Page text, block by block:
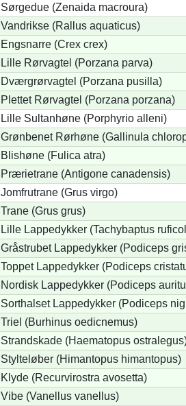
Sørgedue (Zenaida macroura)
Vandrikse (Rallus aquaticus)
Engsnarre (Crex crex)
Lille Rørvagtel (Porzana parva)
Dværgrørvagtel (Porzana pusilla)
Plettet Rørvagtel (Porzana porzana)
Lille Sultanhøne (Porphyrio alleni)
Grønbenet Rørhøne (Gallinula
Blishøne (Fulica atra)
Prærietrane (Antigone canadensis)
Jomfrutrane (Grus virgo)
Trane (Grus grus)
Lille Lappedykker (Tachybaptus
Gråstrubet Lappedykker (Podiceps
Toppet Lappedykker (Podiceps
Nordisk Lappedykker (Podiceps
Sorthalset Lappedykker (Podiceps
Triel (Burhinus oedicnemus)
Strandskade (Haematopus
Stylteløber (Himantopus himantopus)
Klyde (Recurvirostra avosetta)
Vibe (Vanellus vanellus)